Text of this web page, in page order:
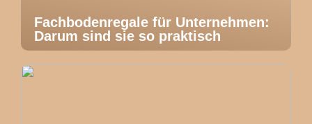
Fachbodenregale für Unternehmen:
Darum sind sie so praktisch